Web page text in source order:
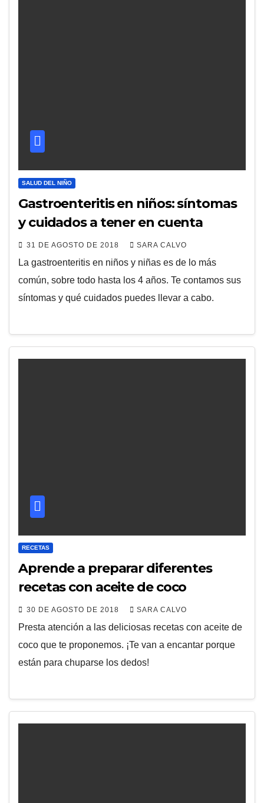
SALUD DEL NIÑO
Gastroenteritis en niños: síntomas
y cuidados a tener en cuenta
31 DE AGOSTO DE 2018 SARA CALVO
La gastroenteritis en niños y niñas es de lo más
común, sobre todo hasta los 4 años. Te contamos sus
síntomas y qué cuidados puedes llevar a cabo.
RECETAS
Aprende a preparar diferentes
recetas con aceite de coco
30 DE AGOSTO DE 2018 SARA CALVO
Presta atención a las deliciosas recetas con aceite de
coco que te proponemos. ¡Te van a encantar porque
están para chuparse los dedos!